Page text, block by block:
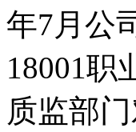
年7月公
18001职
质监部